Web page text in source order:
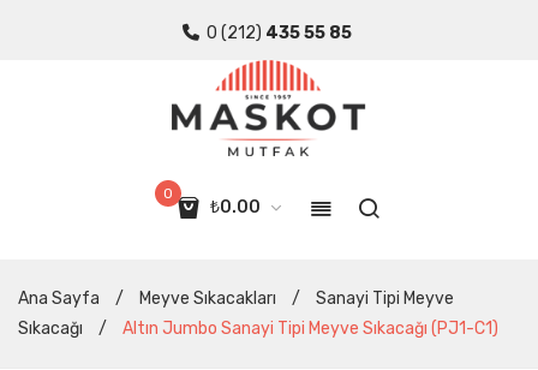
0 (212) 435 55 85
0
₺0.00
ürün yok.
Ana Sayfa / Meyve Sıkacakları /
Sanayi Tipi Meyve
Sıkacağı
/ Altın Jumbo Sanayi Tipi Meyve Sıkacağı (PJ1-C1)